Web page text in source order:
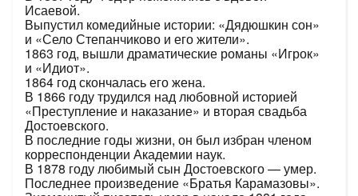
Исаевой.
Выпустил комедийные истории: «Дядюшкин сон»
и «Село Степанчиково и его жители».
1863 год, вышли драматические романы «Игрок»
и «Идиот».
1864 год скончалась его жена.
В 1866 году трудился над любовной историей
«Преступление и наказание» и вторая свадьба
Достоевского.
В последние годы жизни, он был избран членом
корреспонденции Академии наук.
В 1878 году любимый сын Достоевского — умер.
Последнее произведение «Братья Карамазовы».